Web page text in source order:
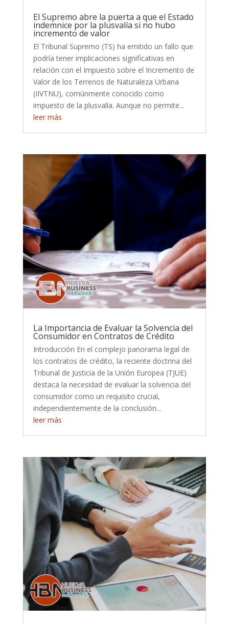
El Supremo abre la puerta a que el Estado
indemnice por la plusvalía si no hubo
incremento de valor
El Tribunal Supremo (TS) ha emitido un fallo que
podría tener implicaciones significativas en
relación con el Impuesto sobre el Incremento de
Valor de los Terrenos de Naturaleza Urbana
(IIVTNU), comúnmente conocido como
impuesto de la plusvalía. Aunque no permite...
leer más
La Importancia de Evaluar la Solvencia del
Consumidor en Contratos de Crédito
Introducción En el complejo panorama legal de
los contratos de crédito, la reciente doctrina del
Tribunal de Justicia de la Unión Europea (TJUE)
destaca la necesidad de evaluar la solvencia del
consumidor como un requisito crucial,
independientemente de la conclusión...
leer más